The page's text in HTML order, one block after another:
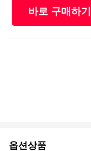
바로 구매하기
옵션상품